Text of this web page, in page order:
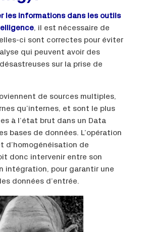
les informations dans les outils
, il est nécessaire de
ci sont correctes pour éviter
qui peuvent avoir des
sur la prise de
de sources multiples,
qu’internes, et sont le plus
à l’état brut dans un Data
bases de données. L’opération
d’homogénéisation de
donc intervenir entre son
intégration, pour garantir une
données d’entrée.